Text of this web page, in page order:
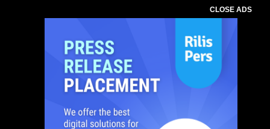
CLOSE ADS